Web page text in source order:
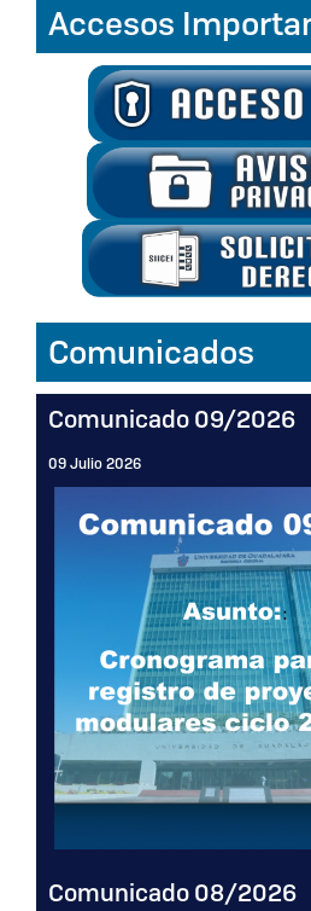
Accesos
Inicio
Comunicados
Comunicado 09/2026
09 Julio 2026
Comunicado 08/2026